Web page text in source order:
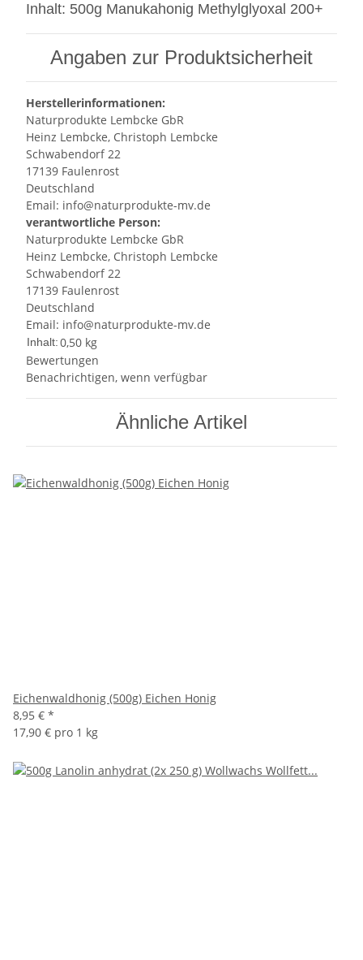
Inhalt: 500g Manukahonig Methylglyoxal 200+
Angaben zur Produktsicherheit
Herstellerinformationen:
Naturprodukte Lembcke GbR
Heinz Lembcke, Christoph Lembcke
Schwabendorf 22
17139 Faulenrost
Deutschland
Email: info@naturprodukte-mv.de
verantwortliche Person:
Naturprodukte Lembcke GbR
Heinz Lembcke, Christoph Lembcke
Schwabendorf 22
17139 Faulenrost
Deutschland
Email: info@naturprodukte-mv.de
Inhalt:0,50 kg
Bewertungen
Benachrichtigen, wenn verfügbar
Ähnliche Artikel
Eichenwaldhonig (500g) Eichen Honig
8,95 € *
17,90 € pro 1 kg